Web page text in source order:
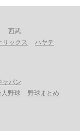
西武
リックス
ハヤテ
ャパン
野球 野球まとめ